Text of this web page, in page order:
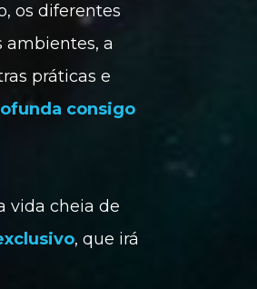
os diferentes
ambientes, a
práticas e
consigo
vida cheia de
, que irá